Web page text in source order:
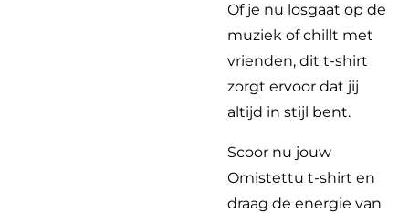
Of je nu losgaat op de
muziek of chillt met
vrienden, dit t-shirt
zorgt ervoor dat jij
altijd in stijl bent.
Scoor nu jouw
Omistettu t-shirt en
draag de energie van